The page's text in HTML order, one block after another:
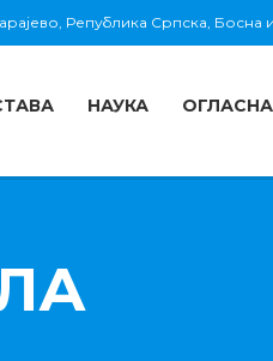
Република Српска, Босна
НАУКА